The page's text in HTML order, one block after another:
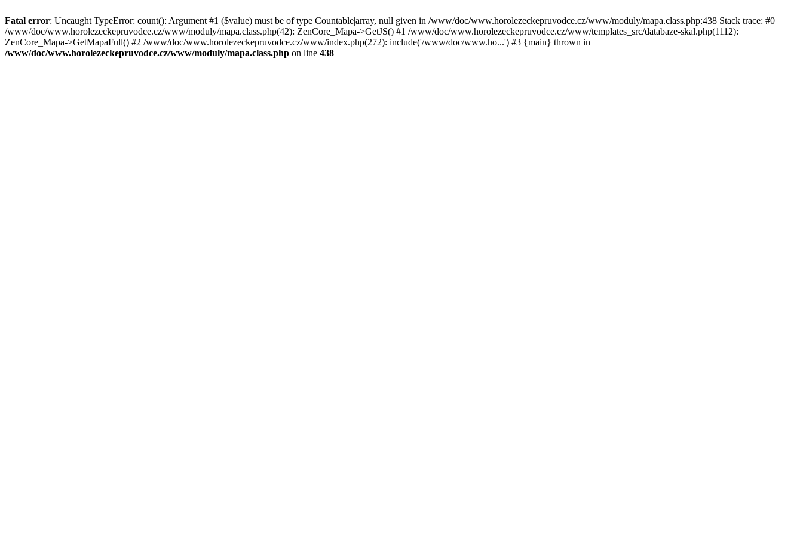
Fatal error: Uncaught TypeError: count(): Argument #1 ($value) must be of type Countable|array, null given in /www/doc/www.horolezeckepruvodce.cz/www/moduly/mapa.class.php:438 Stack trace: #0
/www/doc/www.horolezeckepruvodce.cz/www/moduly/mapa.class.php(42): ZenCore_Mapa->GetJS() #1 /www/doc/www.horolezeckepruvodce.cz/www/templates_src/databaze-skal.php(1112):
ZenCore_Mapa->GetMapaFull() #2 /www/doc/www.horolezeckepruvodce.cz/www/index.php(272): include('/www/doc/www.ho...') #3 {main} thrown in
/www/doc/www.horolezeckepruvodce.cz/www/moduly/mapa.class.php on line 438